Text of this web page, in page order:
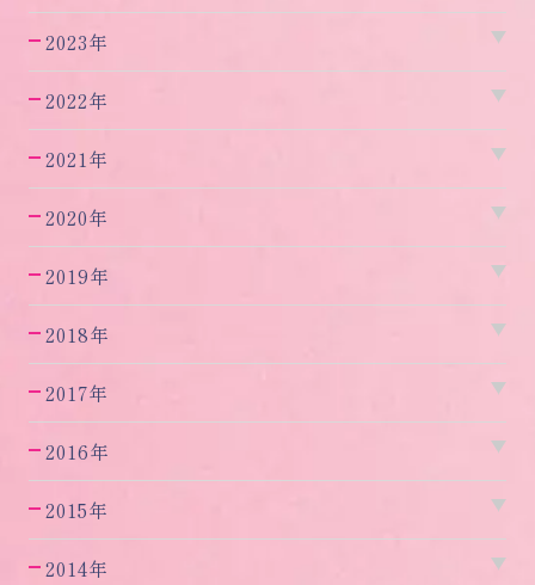
2023年
2022年
2021年
2020年
2019年
2018年
2017年
2016年
2015年
2014年